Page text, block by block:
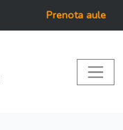
Prenota aule